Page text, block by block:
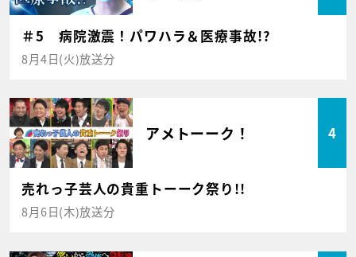
＃5 病院激震！パワハラ＆医療事故!?
8月4日(火)放送分
アメトーーク！ 4
売れっ子芸人の貴重トーーク祭り!!
8月6日(木)放送分